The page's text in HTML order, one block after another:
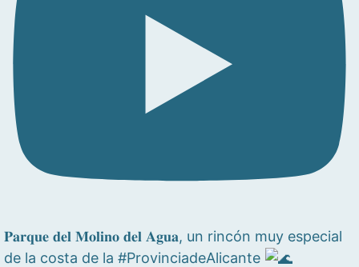
𝐏𝐚𝐫𝐪𝐮𝐞 𝐝𝐞𝐥 𝐌𝐨𝐥𝐢𝐧𝐨 𝐝𝐞𝐥 𝐀𝐠𝐮𝐚, un rincón muy especial
de la costa de la #ProvinciadeAlicante